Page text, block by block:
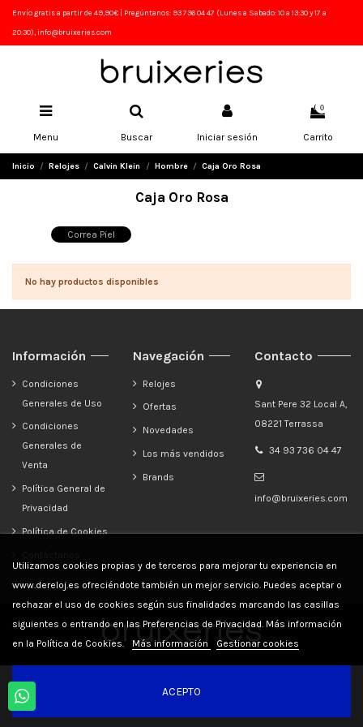
Envío gratis a partir de 49,90€ | Pregúntanos: 93 736 04 47 (Lunes a Sabado: 10 a 13:30 y 17 a
20:30), info@bruixeries.com
Menu Buscar Iniciar sesión
0
Carrito
Inicio Relojes Calvin Klein Hombre Caja Oro Rosa
Caja Oro Rosa
Correa Piel
No hay productos disponibles
Información
Condiciones
Generales de Uso
Condiciones
Generales de
Venta
Política General de
Privacidad
Política de Cookies
Navegación
Relojes
Ofertas
Novedades
Los más vendidos
Brands
Contacto
Sant Pere 32 Local A,
08221 Terrassa
34 93 736 04 47
info@bruixeries.com
Utilizamos cookies propias y de terceros para mejorar tu experiencia en
www.dereloj.es ofreciéndote también un mejor servicio. Puedes aceptar o
rechazar el uso de cookies según sus finalidades marcando las casillas
siguientes o entrando en las Preferencias de Privacidad. Más información
en la Política de Cookies. Más información Gestionar cookies
ACEPTO